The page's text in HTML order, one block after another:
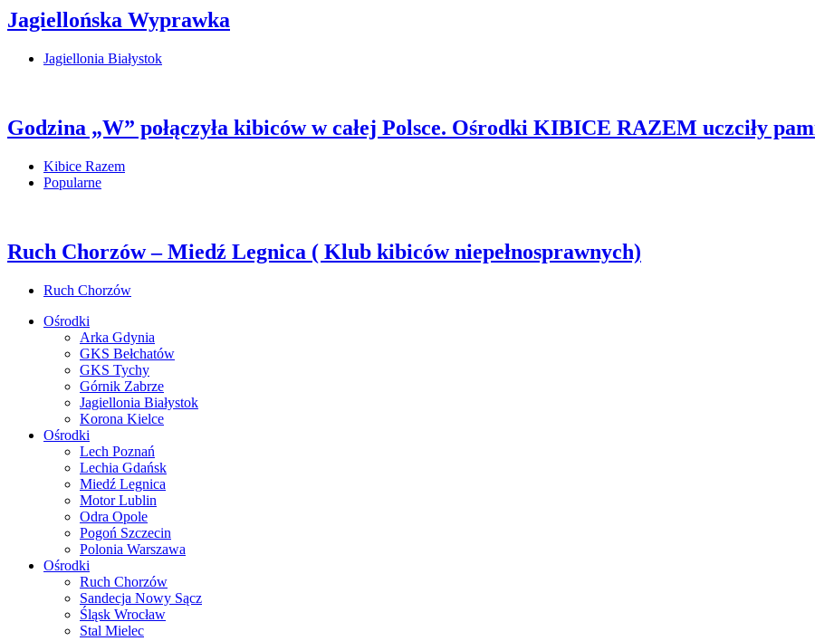
Jagiellońska Wyprawka
Jagiellonia Białystok
Godzina „W” połączyła kibiców w całej Polsce. Ośrodki KIBICE RAZEM uczciły
Kibice Razem
Popularne
Ruch Chorzów – Miedź Legnica ( Klub kibiców niepełnosprawnych)
Ruch Chorzów
Ośrodki
Arka Gdynia
GKS Bełchatów
GKS Tychy
Górnik Zabrze
Jagiellonia Białystok
Korona Kielce
Ośrodki
Lech Poznań
Lechia Gdańsk
Miedź Legnica
Motor Lublin
Odra Opole
Pogoń Szczecin
Polonia Warszawa
Ośrodki
Ruch Chorzów
Sandecja Nowy Sącz
Śląsk Wrocław
Stal Mielec